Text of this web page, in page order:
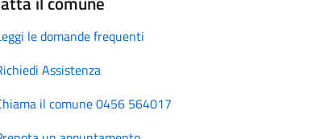
le domande frequenti
Assistenza
il comune 0456 564017